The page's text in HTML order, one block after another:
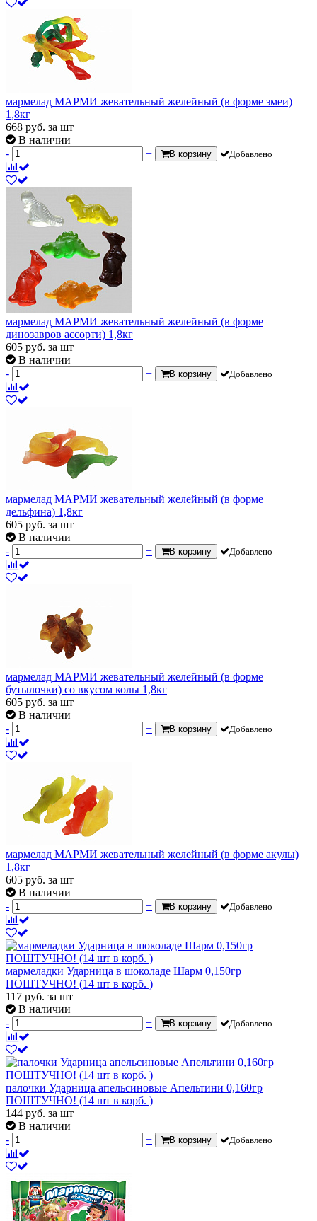
мармелад МАРМИ жевательный желейный (в форме змеи)
1,8кг
668 руб. за шт
В наличии
-
+ В корзину Добавлено
мармелад МАРМИ жевательный желейный (в форме
динозавров ассорти) 1,8кг
605 руб. за шт
В наличии
-
+ В корзину Добавлено
мармелад МАРМИ жевательный желейный (в форме
дельфина) 1,8кг
605 руб. за шт
В наличии
-
+ В корзину Добавлено
мармелад МАРМИ жевательный желейный (в форме
бутылочки) со вкусом колы 1,8кг
605 руб. за шт
В наличии
-
+ В корзину Добавлено
мармелад МАРМИ жевательный желейный (в форме акулы)
1,8кг
605 руб. за шт
В наличии
-
+ В корзину Добавлено
мармеладки Ударница в шоколаде Шарм 0,150гр
ПОШТУЧНО! (14 шт в корб. )
117 руб. за шт
В наличии
-
+ В корзину Добавлено
палочки Ударница апельсиновые Апельтини 0,160гр
ПОШТУЧНО! (14 шт в корб. )
144 руб. за шт
В наличии
-
+ В корзину Добавлено